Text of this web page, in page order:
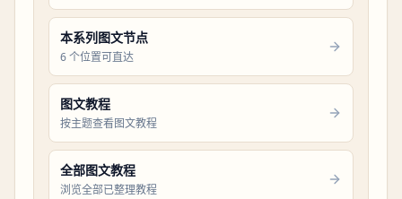
本系列图文节点
6 个位置可直达
图文教程
按主题查看图文教程
全部图文教程
浏览全部已整理教程